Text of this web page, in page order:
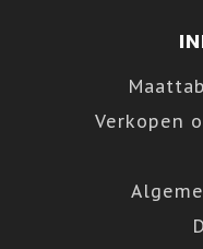
Verkopen